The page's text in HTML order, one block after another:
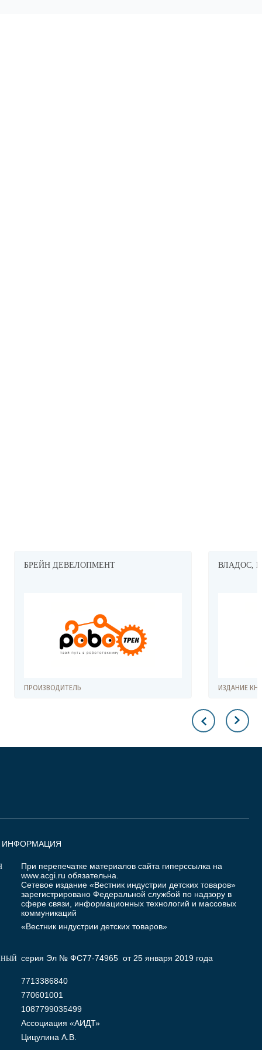
ВЛАДОС, ИЗДАТЕЛЬСТВО
ИНФОРМАЦИЯ
При перепечатке материалов сайта гиперссылка на
www.acgi.ru обязательна.
Сетевое издание «Вестник индустрии детских товаров»
зарегистрировано Федеральной службой по надзору в
сфере связи, информационных технологий и массовых
коммуникаций
«Вестник индустрии детских товаров»
серия Эл № ФС77-74965 от 25 января 2019 года
7713386840
770601001
1087799035499
Ассоциация «АИДТ»
Цицулина А.В.